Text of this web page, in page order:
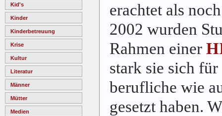
Kid's
Kinder
Kinderbetreuung
Krise
Kultur
Literatur
Männer
Mütter
Medien
erachtet als
2002 wurden
Rahmen einer
stark sie sich
berufliche wie
gesetzt haben.